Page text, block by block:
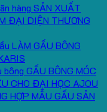
SẢN XUẤT
ĐẠI DIỆN THƯƠNG
LÀM GẤU BÔNG
GẤU BÔNG MÓC
CHO ĐẠI HỌC AJOU
HỢP MẪU GẤU SẢN